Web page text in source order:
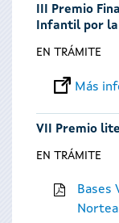
III Premio
Infantil por la
EN TRÁMITE
Más
VII Premio
EN TRÁMITE
Bases